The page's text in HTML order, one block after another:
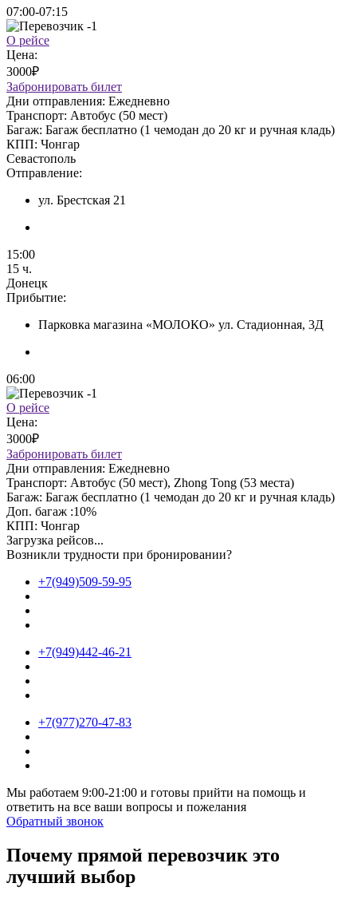
07:00-07:15
О рейсе
Цена:
3000₽
Забронировать билет
Дни отправления: Ежедневно
Транспорт: Автобус (50 мест)
Багаж: Багаж бесплатно (1 чемодан до 20 кг и ручная кладь)
КПП: Чонгар
Севастополь
Отправление:
ул. Брестская 21
15:00
15 ч.
Донецк
Прибытие:
Парковка магазина «МОЛОКО» ул. Стадионная, 3Д
06:00
О рейсе
Цена:
3000₽
Забронировать билет
Дни отправления: Ежедневно
Транспорт: Автобус (50 мест), Zhong Tong (53 места)
Багаж: Багаж бесплатно (1 чемодан до 20 кг и ручная кладь)
Доп. багаж :10%
КПП: Чонгар
Загрузка рейсов...
Возникли трудности при бронировании?
+7(949)509-59-95
+7(949)442-46-21
+7(977)270-47-83
Мы работаем 9:00-21:00 и готовы прийти на помощь и
ответить на все ваши вопросы и пожелания
Обратный звонок
Почему прямой перевозчик это
лучший выбор